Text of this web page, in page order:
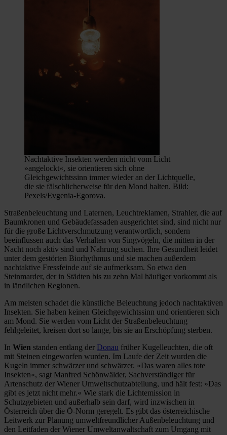
Nachtaktive Insekten werden nicht vom Licht
»angelockt«, sie orientieren sich ohne
Gleichgewichtssinn immer wieder an der Lichtquelle,
die sie fälschlicherweise für den Mond halten. Bild:
Pexels/Evgenia-Egorova.
Straßenbeleuchtung und Laternen, Leuchtreklamen, Strahler, die auf
Baumkronen und Gebäudefassaden ausgerichtet sind, sind nicht nur
für die große Lichtverschmutzung verantwortlich, sondern
beeinflussen auch das Verhalten von Singvögeln, die mitten in der
Nacht noch aktiv sind und Nahrung suchen. Ihre Gesundheit leidet
unter dem gestörten Biorhythmus und sie machen außerdem
nachtaktive Fressfeinde auf sie aufmerksam. So etwa den
Steinmarder, der in Städten bis zu zehn Mal häufiger vorkommt als
in ländlichen Regionen.
Am meisten schadet die künstliche Beleuchtung jedoch nachtaktiven
Insekten. Sie haben keinen Gleichgewichtssinn und orientieren sich
am Mond. Sie werden vom Licht der Straßenbeleuchtung
fehlgeleitet, kreisen dort so lange, bis sie an Erschöpfung sterben.
In Wien standen entlang der Donau früher Kugelleuchten, die oft
mit Steinen eingeworfen wurden. Im Laufe der Zeit wurden die
Kugeln immer schwärzer und schwärzer. »Das waren alles tote
Insekten«, sagt Manfred Schönwälder, Sachverständiger für
Artenschutz der Wiener Umweltschutzabteilung, und hält fest: »Das
gibt es jetzt nicht mehr.« Wie stark die Lichtemission in
Schutzgebieten und außerhalb sein darf, wird inzwischen in
Österreich über die Ö-Norm geregelt. Es gibt das österreichische
Leitwerk zur Planung umweltfreundlicher Außenbeleuchtung und
den Leitfaden der Wiener Umweltanwaltschaft zum Umgang mit